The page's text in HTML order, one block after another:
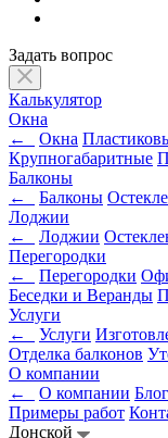
Задать вопрос
Калькулятор
Окна
←
Окна
Крупногабаритные
Балконы
←
Балконы
Лоджии
←
Лоджии
Перегородки
←
Перегородки
Беседки и Веранды
Услуги
←
Услуги
Отделка балконов
О компании
←
О компании Блог
Примеры работ
Донской